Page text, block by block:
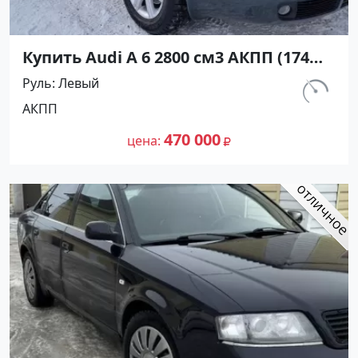
Купить Audi А 6 2800 см3 АКПП (174
л.с.) Бензин инжектор в
Белореченск: цвет Черный Седан
1997 года по цене 470000 рублей,
объявление №27206 на сайте
км.
Руль Левый
АКПП
цена 470 000